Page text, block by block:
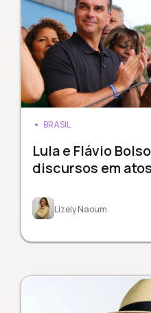
BRASIL
Lula e Flávio
discursos em
Lizely Naoum